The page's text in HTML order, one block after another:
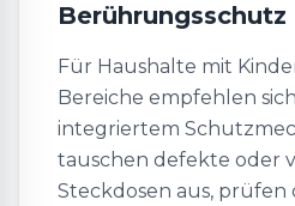
Berührungsschutz
Für Haushalte mit
Bereiche empfehlen
integriertem
tauschen defekte oder
Steckdosen aus, prüfen